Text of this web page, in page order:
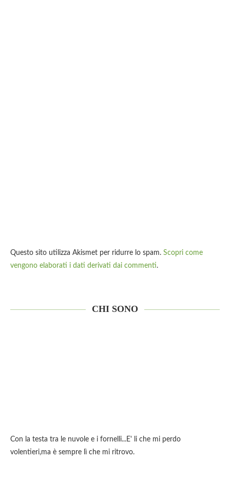
Questo sito utilizza Akismet per ridurre lo spam. Scopri come
vengono elaborati i dati derivati dai commenti.
CHI SONO
Con la testa tra le nuvole e i fornelli...E' li che mi perdo
volentieri,ma è sempre lì che mi ritrovo.